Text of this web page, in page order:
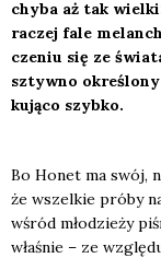
chy­ba aż tak
raczej fale
cze­niu się ze
sztyw­no
ku­ją­co szyb­ko.
Bo Honet ma swój,
że wszel­kie pró­by
wśród mło­dzie­ży
wła­śnie – ze